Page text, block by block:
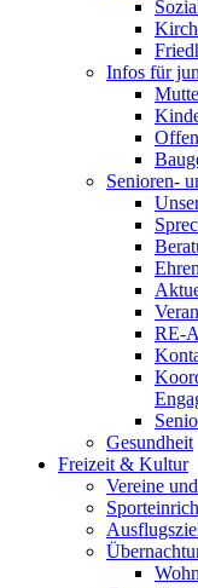
Infos für
Senioren-
RE-
Gesundheit
Freizeit & Kultur
Vereine